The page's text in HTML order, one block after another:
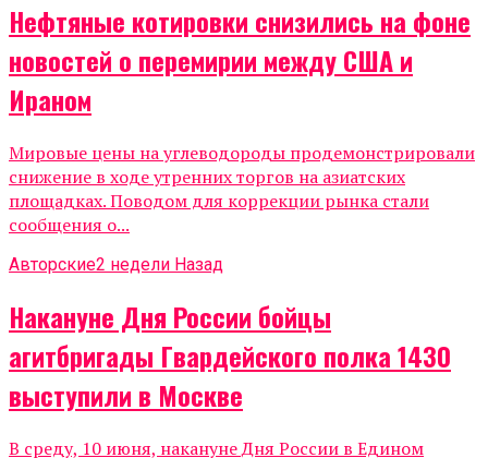
Нефтяные котировки снизились на фоне
новостей о перемирии между США и
Ираном
Мировые цены на углеводороды продемонстрировали
снижение в ходе утренних торгов на азиатских
площадках. Поводом для коррекции рынка стали
сообщения о...
Авторские2 недели Назад
Накануне Дня России бойцы
агитбригады Гвардейского полка 1430
выступили в Москве
В среду, 10 июня, накануне Дня России в Едином